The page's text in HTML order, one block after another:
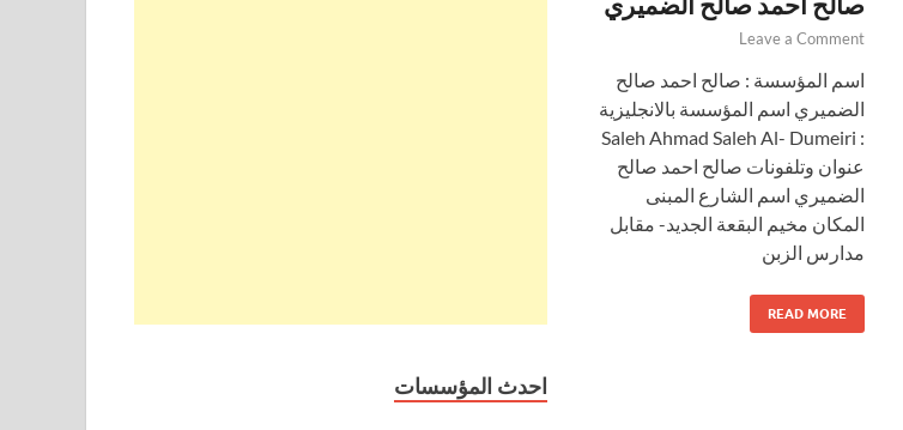
Leave a Comment
اسم المؤسسة : صالح احمد صالح
الضميري اسم المؤسسة بالانجليزية
: Saleh Ahmad Saleh Al- Dumeiri
عنوان وتلفونات صالح احمد صالح
الضميري اسم الشارع المبنى
المكان مخيم البقعة الجديد- مقابل
مدارس الزبن
READ MORE
احدث المؤسسات